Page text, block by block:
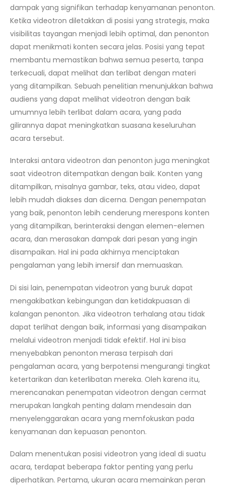
dampak yang signifikan terhadap kenyamanan penonton.
Ketika videotron diletakkan di posisi yang strategis, maka
visibilitas tayangan menjadi lebih optimal, dan penonton
dapat menikmati konten secara jelas. Posisi yang tepat
membantu memastikan bahwa semua peserta, tanpa
terkecuali, dapat melihat dan terlibat dengan materi
yang ditampilkan. Sebuah penelitian menunjukkan bahwa
audiens yang dapat melihat videotron dengan baik
umumnya lebih terlibat dalam acara, yang pada
gilirannya dapat meningkatkan suasana keseluruhan
acara tersebut.
Interaksi antara videotron dan penonton juga meningkat
saat videotron ditempatkan dengan baik. Konten yang
ditampilkan, misalnya gambar, teks, atau video, dapat
lebih mudah diakses dan dicerna. Dengan penempatan
yang baik, penonton lebih cenderung merespons konten
yang ditampilkan, berinteraksi dengan elemen-elemen
acara, dan merasakan dampak dari pesan yang ingin
disampaikan. Hal ini pada akhirnya menciptakan
pengalaman yang lebih imersif dan memuaskan.
Di sisi lain, penempatan videotron yang buruk dapat
mengakibatkan kebingungan dan ketidakpuasan di
kalangan penonton. Jika videotron terhalang atau tidak
dapat terlihat dengan baik, informasi yang disampaikan
melalui videotron menjadi tidak efektif. Hal ini bisa
menyebabkan penonton merasa terpisah dari
pengalaman acara, yang berpotensi mengurangi tingkat
ketertarikan dan keterlibatan mereka. Oleh karena itu,
merencanakan penempatan videotron dengan cermat
merupakan langkah penting dalam mendesain dan
menyelenggarakan acara yang memfokuskan pada
kenyamanan dan kepuasan penonton.
Dalam menentukan posisi videotron yang ideal di suatu
acara, terdapat beberapa faktor penting yang perlu
diperhatikan. Pertama, ukuran acara memainkan peran